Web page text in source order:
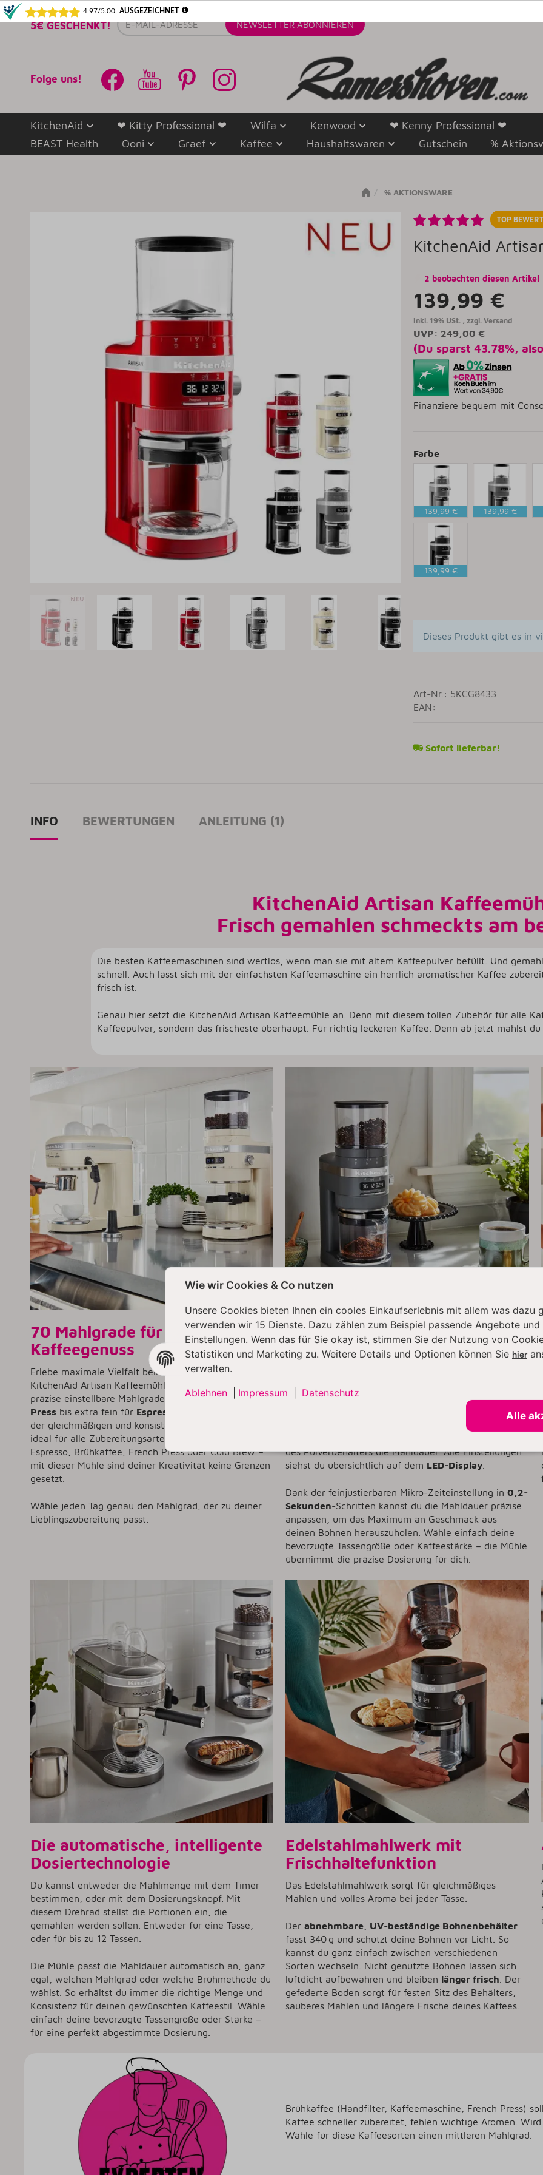
5€ GESCHENKT! E-
Mail-
NEWSLETTER ABONNIEREN
Folge uns!
KitchenAid ❤ Kitty Professional ❤ Wilfa Kenwood
❤ Kenny Professional ❤
BEAST Health
Ooni Graef Kaffee Haushaltswaren Gutschein %
% AKTIONSWARE
TOP
KitchenAid
2 beobachten diesen Artikel
139,99 €
inkl. 19% USt. , zzgl. Versand
UVP: 249,00 €
(Du sparst 43.78% , also
Finanziere bequem mit
Farbe
Medaillon
Silber
139,99 € 139,99 €
139,99 €
Dieses Produkt gibt es in
Art-Nr.: 5KCG8433
EAN:
Sofort lieferbar!
INFO BEWERTUNGEN ANLEITUNG (1)
KitchenAid Artisan
Frisch gemahlen schmeckts am
Die besten Kaffeemaschinen sind wertlos, wenn man sie mit altem Kaffeepulver befüllt. Und
schnell. Auch lässt sich mit der einfachsten Kaffeemaschine ein herrlich aromatischer Kaffee
frisch ist.
Genau hier setzt die KitchenAid Artisan Kaffeemühle an. Denn mit diesem tollen Zubehör für alle
Kaffeepulver, sondern das frischeste überhaupt. Für richtig leckeren Kaffee. Denn ab jetzt mahlst du
70 Mahlgrade für grenzenlosen
Kaffeegenuss
Erlebe maximale Vielfalt beim Mahlen: Die neue
KitchenAid Artisan Kaffeemühle bietet dir satte 70
präzise einstellbare Mahlgrade – von grob für French
Press bis extra fein für Espresso
der gleichmäßigen und konsistenten Mahlung ist sie
ideal für alle Zubereitungsarten: Ob Siebträger-
Espresso, Brühkaffee, French Press oder Cold Brew –
mit dieser Mühle sind deiner Kreativität keine Grenzen
gesetzt.
Wähle jeden Tag genau den Mahlgrad, der zu deiner
Lieblingszubereitung passt.
Feintuning für dein
Kaffeepulver
fest, wie viele Sekunden die Kaffeemühle mahlen soll.
So erhältst du bei jeder Anwendung konstant die
gleiche Menge Kaffeepulver – perfekt abgestimmt auf
deine bevorzugte Zubereitungsart. Direkt unter dem
des Pulverbehälters die Mahldauer. Alle Einstellungen
siehst du übersichtlich auf dem LED-Display
Dank der feinjustierbaren Mikro-Zeiteinstellung in0,2-
Sekunden-Schritten kannst du die Mahldauer präzise
anpassen, um das Maximum an Geschmack aus
deinen Bohnen herauszuholen. Wähle einfach deine
bevorzugte Tassengröße oder Kaffeestärke – die Mühle
übernimmt die präzise Dosierung für dich.
Die automatische, intelligente
Dosiertechnologie
Du kannst entweder die Mahlmenge mit dem Timer
bestimmen, oder mit dem Dosierungsknopf. Mit
diesem Drehrad stellst die Portionen ein, die
gemahlen werden sollen. Entweder für eine Tasse,
oder für bis zu 12 Tassen.
Die Mühle passt die Mahldauer automatisch an, ganz
egal, welchen Mahlgrad oder welche Brühmethode du
wählst. So erhältst du immer die richtige Menge und
Konsistenz für deinen gewünschten Kaffeestil. Wähle
einfach deine bevorzugte Tassengröße oder Stärke –
für eine perfekt abgestimmte Dosierung.
Edelstahlmahlwerk mit
Frischhaltefunktion
Das Edelstahlmahlwerk sorgt für gleichmäßiges
Mahlen und volles Aroma bei jeder Tasse.
Derabnehmbare, UV-beständige Bohnenbehälter
fasst 340 g und schützt deine Bohnen vor Licht. So
kannst du ganz einfach zwischen verschiedenen
Sorten wechseln. Nicht genutzte Bohnen lassen sich
luftdicht aufbewahren und bleiben länger frisch . Der
gefederte Boden sorgt für festen Sitz des Behälters,
sauberes Mahlen und längere Frische deines Kaffees.
Brühkaffee (Handfilter, Kaffeemaschine, French Press)
Kaffee schneller zubereitet, fehlen wichtige Aromen.
Wähle für diese Kaffeesorten einen mittleren Mahlgrad.
Wie wir Cookies & Co nutzen
Unsere Cookies bieten Ihnen ein cooles Einkaufserlebnis mit allem was dazu
verwenden wir 15 Dienste. Dazu zählen zum Beispiel passende Angebote
Einstellungen. Wenn das für Sie okay ist, stimmen Sie der Nutzung von
Statistiken und Marketing zu. Weitere Details und Optionen können Sie hier
verwalten.
Ablehnen
Impressum
Datenschutz
Alle